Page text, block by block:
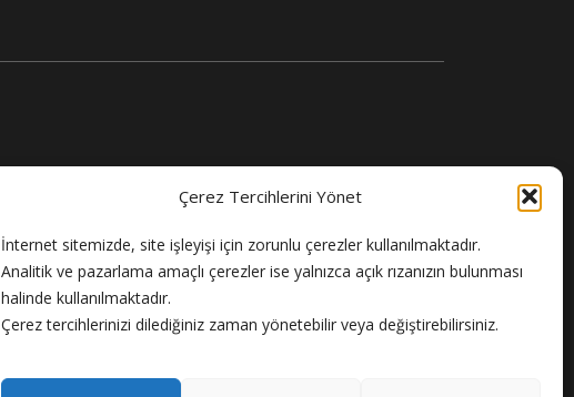
Çerez Tercihlerini Yönet
İnternet sitemizde, site işleyişi için zorunlu çerezler kullanılmaktadır.
Analitik ve pazarlama amaçlı çerezler ise yalnızca açık rızanızın bulunması
halinde kullanılmaktadır.
Çerez tercihlerinizi dilediğiniz zaman yönetebilir veya değiştirebilirsiniz.